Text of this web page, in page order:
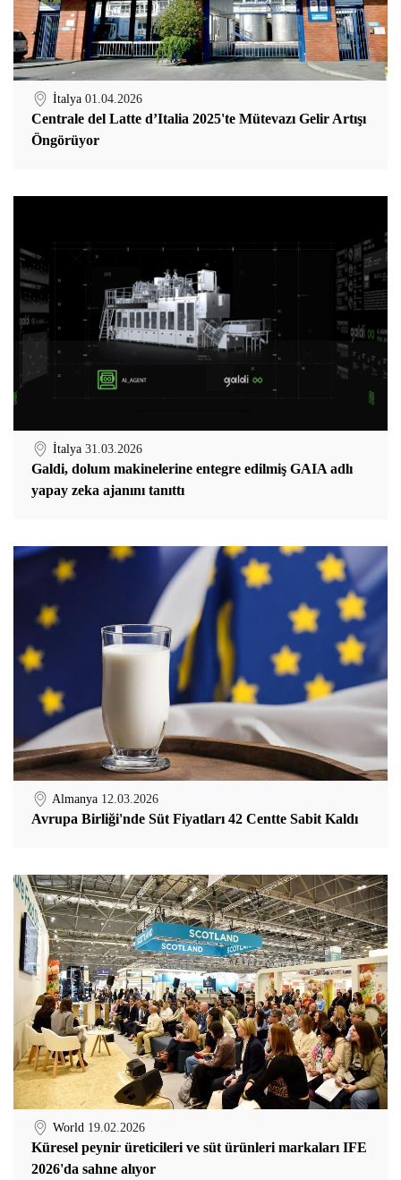
İtalya 01.04.2026
Centrale del Latte d’Italia 2025'te Mütevazı Gelir Artışı
Öngörüyor
İtalya 31.03.2026
Galdi, dolum makinelerine entegre edilmiş GAIA adlı
yapay zeka ajanını tanıttı
Almanya 12.03.2026
Avrupa Birliği'nde Süt Fiyatları 42 Centte Sabit Kaldı
World 19.02.2026
Küresel peynir üreticileri ve süt ürünleri markaları IFE
2026'da sahne alıyor